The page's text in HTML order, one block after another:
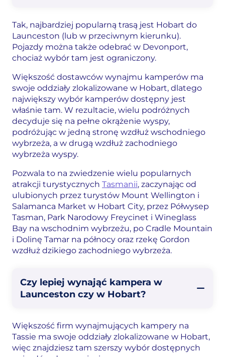
Tak, najbardziej popularną trasą jest Hobart do
Launceston (lub w przeciwnym kierunku).
Pojazdy można także odebrać w Devonport,
chociaż wybór tam jest ograniczony.
Większość dostawców wynajmu kamperów ma
swoje oddziały zlokalizowane w Hobart, dlatego
największy wybór kamperów dostępny jest
właśnie tam. W rezultacie, wielu podróżnych
decyduje się na pełne okrążenie wyspy,
podróżując w jedną stronę wzdłuż wschodniego
wybrzeża, a w drugą wzdłuż zachodniego
wybrzeża wyspy.
Pozwala to na zwiedzenie wielu popularnych
atrakcji turystycznych Tasmanii, zaczynając od
ulubionych przez turystów Mount Wellington i
Salamanca Market w Hobart City, przez Półwysep
Tasman, Park Narodowy Freycinet i Wineglass
Bay na wschodnim wybrzeżu, po Cradle Mountain
i Dolinę Tamar na północy oraz rzekę Gordon
wzdłuż dzikiego zachodniego wybrzeża.
Czy lepiej wynająć kampera w
Launceston czy w Hobart?
Większość firm wynajmujących kampery na
Tassie ma swoje oddziały zlokalizowane w Hobart,
więc znajdziesz tam szerszy wybór dostępnych